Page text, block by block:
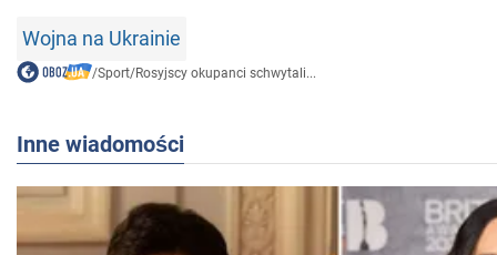
Wojna na Ukrainie
/Sport/Rosyjscy okupanci schwytali...
Inne wiadomości